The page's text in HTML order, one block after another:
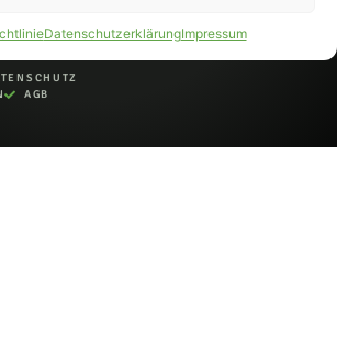
DatenschutzerklärungImpressum
AGB